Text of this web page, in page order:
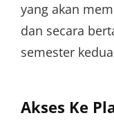
yang akan
dan secara
semester
Akses Ke